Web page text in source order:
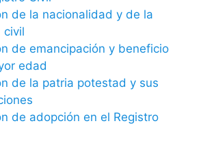
de la nacionalidad y de la
civil
de emancipación y beneficio
edad
de la patria potestad y sus
de adopción en el Registro